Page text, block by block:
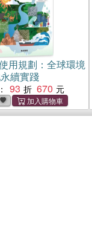
用規劃：全球環境
續實踐
93 670